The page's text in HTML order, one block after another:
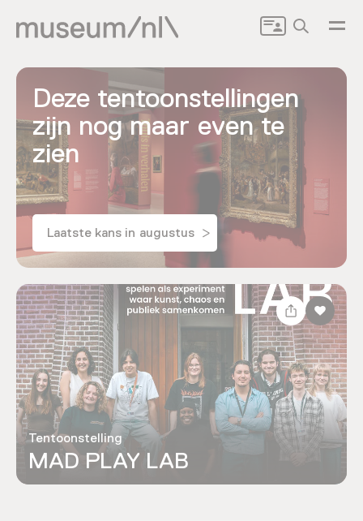
Zoeken
Deze tentoonstellingen
zijn nog maar even te
zien
Laatste kans in augustus
MAD PLAY LAB
Tentoonstelling